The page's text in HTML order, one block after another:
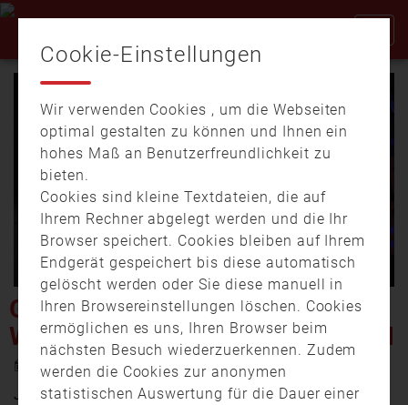
Video
GROSSÜBUNG DER W
ÜRZBURGER FEUERWEHREN
1. Dezember 2017 19:04
Jeder Feuerwehrmann kann bestätigen: jeder Einsatz
Cookie-Einstellungen
Wir verwenden Cookies , um die Webseiten
optimal gestalten zu können und Ihnen ein
hohes Maß an Benutzerfreundlichkeit zu
bieten.
Cookies sind kleine Textdateien, die auf
Ihrem Rechner abgelegt werden und die Ihr
Browser speichert. Cookies bleiben auf Ihrem
Endgerät gespeichert bis diese automatisch
gelöscht werden oder Sie diese manuell in
Ihren Browsereinstellungen löschen. Cookies
ermöglichen es uns, Ihren Browser beim
nächsten Besuch wiederzuerkennen. Zudem
werden die Cookies zur anonymen
statistischen Auswertung für die Dauer einer